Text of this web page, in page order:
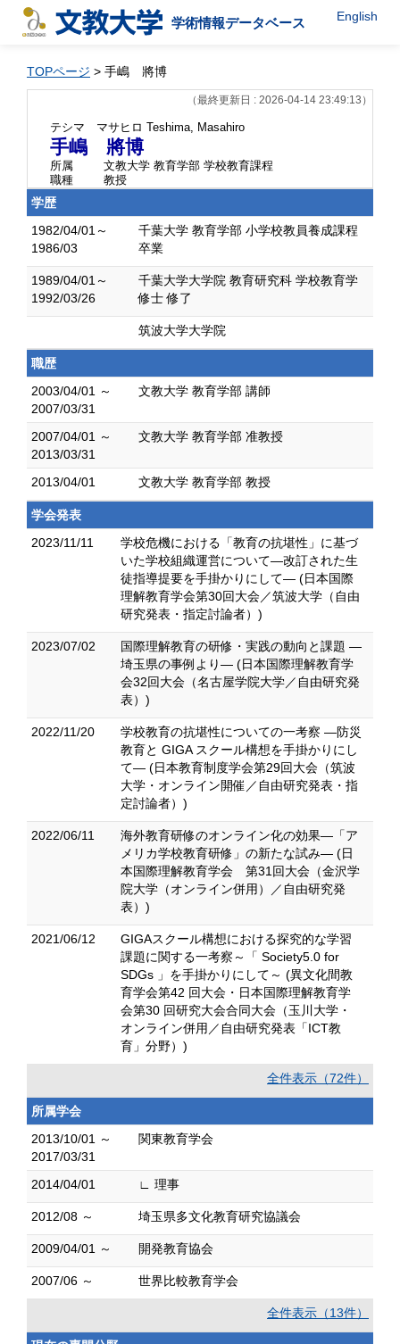
学術情報データベース English
TOPページ > 手嶋 將博
（最終更新日 : 2026-04-14 23:49:13）
テシマ マサヒロ Teshima, Masahiro
手嶋 將博
所属
文教大学 教育学部 学校教育課程
職種
教授
学歴
1982/04/01～
1986/03
千葉大学 教育学部 小学校教員養成課程
卒業
1989/04/01～
1992/03/26
千葉大学大学院 教育研究科 学校教育学
修士 修了
筑波大学大学院
職歴
2003/04/01 ～
2007/03/31
文教大学 教育学部 講師
2007/04/01 ～
2013/03/31
文教大学 教育学部 准教授
2013/04/01 文教大学 教育学部 教授
学会発表
2023/11/11
学校危機における「教育の抗堪性」に基づ
いた学校組織運営について―改訂された生
徒指導提要を手掛かりにして― (日本国際
理解教育学会第30回大会／筑波大学（自由
研究発表・指定討論者）)
2023/07/02
国際理解教育の研修・実践の動向と課題 ―
埼玉県の事例より― (日本国際理解教育学
会32回大会（名古屋学院大学／自由研究発
表）)
2022/11/20
学校教育の抗堪性についての一考察 ―防災
教育と GIGA スクール構想を手掛かりにし
て― (日本教育制度学会第29回大会（筑波
大学・オンライン開催／自由研究発表・指
定討論者）)
2022/06/11
海外教育研修のオンライン化の効果―「ア
メリカ学校教育研修」の新たな試み― (日
本国際理解教育学会 第31回大会（金沢学
院大学（オンライン併用）／自由研究発
表）)
2021/06/12
GIGAスクール構想における探究的な学習
課題に関する一考察～「 Society5.0 for
SDGs 」を手掛かりにして～ (異文化間教
育学会第42 回大会・日本国際理解教育学
会第30 回研究大会合同大会（玉川大学・
オンライン併用／自由研究発表「ICT教
育」分野）)
全件表示（72件）
所属学会
2013/10/01 ～
2017/03/31
関東教育学会
2014/04/01 ∟ 理事
2012/08 ～ 埼玉県多文化教育研究協議会
2009/04/01 ～ 開発教育協会
2007/06 ～ 世界比較教育学会
全件表示（13件）